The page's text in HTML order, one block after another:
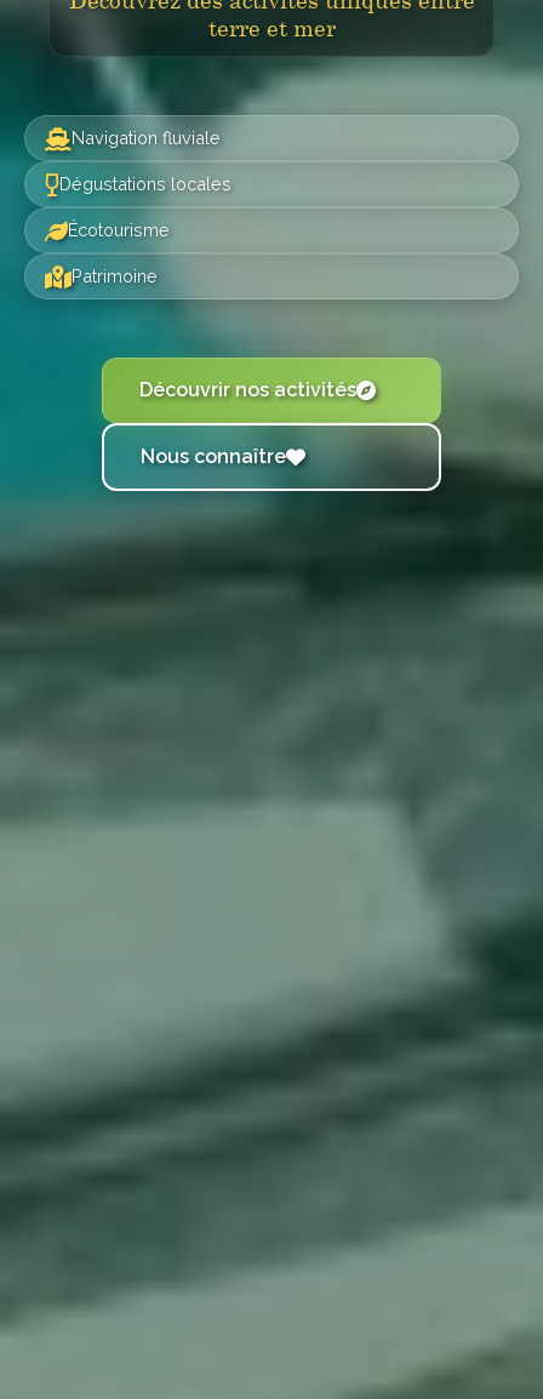
terre et mer
Navigation fluviale
Dégustations locales
Écotourisme
Patrimoine
Découvrir nos activités
Nous connaître